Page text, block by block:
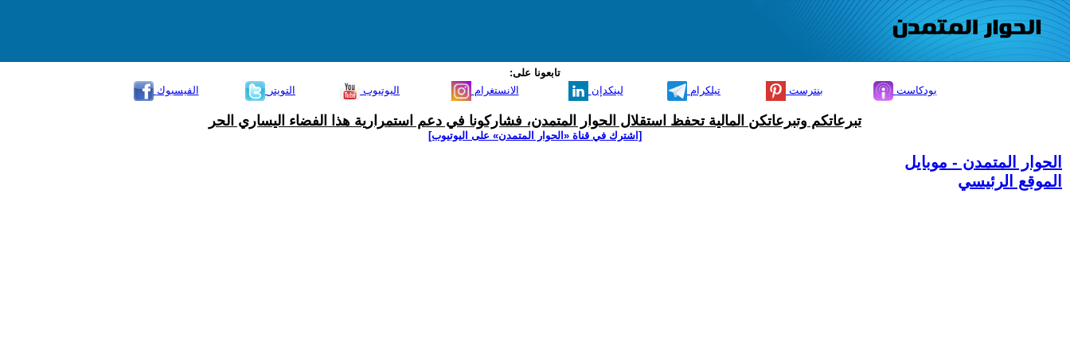
تابعونا على:
الفيسبوك
التويتر اليوتيوب الانستغرام لينكدإن تيلكرام بنترست بودكاست
تبرعاتكم وتبرعاتكن المالية تحفظ استقلال الحوار المتمدن، فشاركونا في دعم استمرارية هذا الفضاء اليساري الحر
[اشترك في قناة ‫«الحوار المتمدن» على اليوتيوب]
الحوار المتمدن - موبايل
الموقع الرئيسي